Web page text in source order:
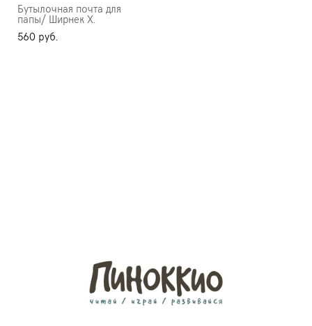
Бутылочная почта для
папы/ Ширнек Х.
560 pуб.